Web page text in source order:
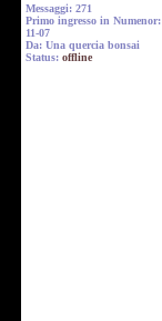
Messaggi: 271
Primo ingresso in Numenor:
11-07
Da: Una quercia bonsai
Status: offline